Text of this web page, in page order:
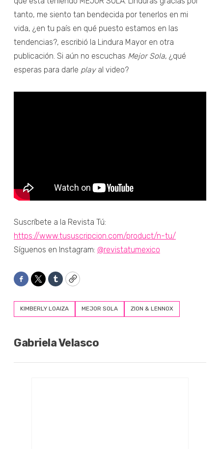
tanto, me siento tan bendecida por tenerlos en mi
vida, ¿en tu país en qué puesto estamos en las
tendencias?, escribió la Lindura Mayor en otra
publicación. Si aún no escuchas Mejor Sola, ¿qué
esperas para darle playal video?
Suscríbete a la Revista Tú:
https://www.tususcripcion.com/product/n-tu/
Síguenos en Instagram: @revistatumexico
Facebook
TwitterTumblrCopy
KIMBERLY LOAIZA MEJOR SOLA ZION & LENNOX
Gabriela Velasco